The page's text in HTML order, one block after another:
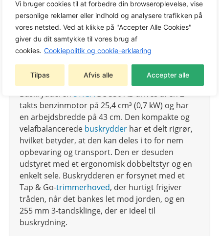
Vi bruger cookies til at forbedre din browseroplevelse, vise
personlige reklamer eller indhold og analysere trafikken på
vores netsted. Ved at klikke på "Accepter Alle Cookies"
giver du dit samtykke til vores brug af
cookies. Cookiepolitik og cookie-erklæring
Tilpas Afvis alle Accepter alle
kratryddere
Tags: STIGA Buskrydder,Trimmere og
kratryddere
Varemærke:STIGA
Buskrydderen STIGA BC 330 AB drives af en 2-
takts benzinmotor på 25,4 cm³ (0,7 kW) og har
en arbejdsbredde på 43 cm. Den kompakte og
velafbalancerede buskrydder har et delt rigrør,
hvilket betyder, at den kan deles i to for nem
opbevaring og transport. Den er desuden
udstyret med et ergonomisk dobbeltstyr og en
enkelt sele. Buskrydderen er forsynet med et
Tap & Go-trimmerhoved, der hurtigt frigiver
tråden, når det bankes let mod jorden, og en
255 mm 3-tandsklinge, der er ideel til
buskrydning.